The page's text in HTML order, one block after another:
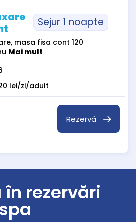
Sejur 1 noapte
masa fisa cont 120
Mai mult
lei/zi/adult
Rezervă
rezervări